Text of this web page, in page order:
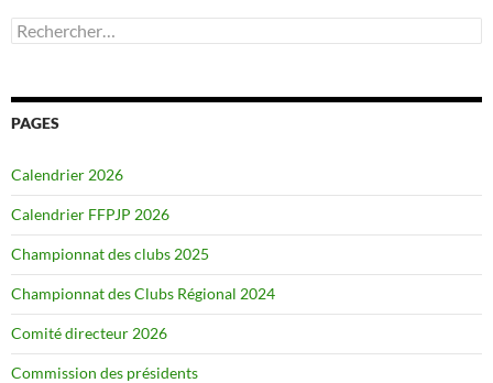
Rechercher :
PAGES
Calendrier 2026
Calendrier FFPJP 2026
Championnat des clubs 2025
Championnat des Clubs Régional 2024
Comité directeur 2026
Commission des présidents